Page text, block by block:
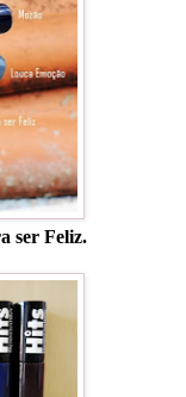
ser Feliz.